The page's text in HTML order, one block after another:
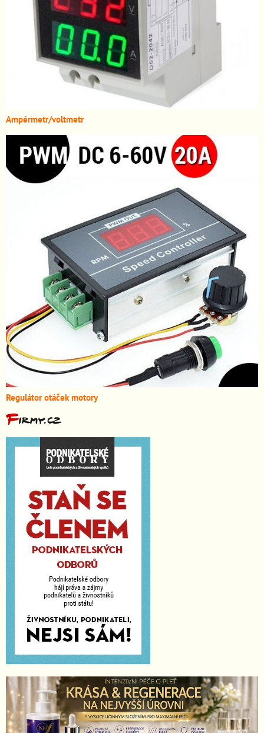
Ampérmetr/voltmetr
Regulátor otáček motory